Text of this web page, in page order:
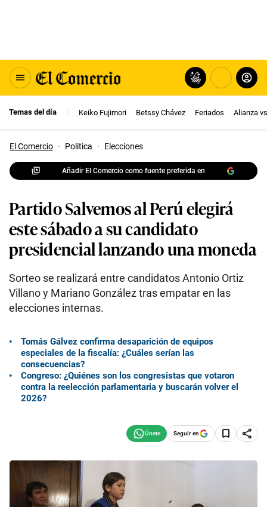
Temas del día Keiko Fujimori Betssy Chávez Feriados Alianza
El Comercio · Politica · Elecciones
Añadir El Comercio como fuente preferida en
Partido Salvemos al Perú elegirá
este sábado a su candidato
presidencial lanzando una moneda
Sorteo se realizará entre candidatos Antonio Ortiz
Villano y Mariano González tras empatar en las
elecciones internas.
Tomás Gálvez confirma desaparición de equipos
especiales de la fiscalía: ¿Cuáles serían las
consecuencias?
Congreso: ¿Quiénes son los congresistas que votaron
contra la reelección parlamentaria y buscarán volver el
2026?
Seguir en